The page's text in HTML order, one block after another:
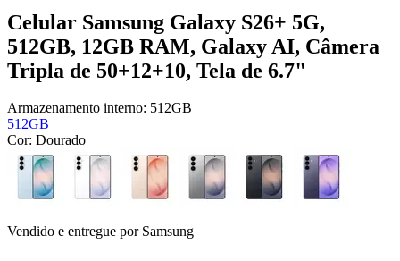
Celular Samsung Galaxy S26+ 5G,
512GB, 12GB RAM, Galaxy AI, Câmera
Tripla de 50+12+10, Tela de 6.7"
Armazenamento interno: 512GB
512GB
Cor: Dourado
Vendido e entregue por Samsung